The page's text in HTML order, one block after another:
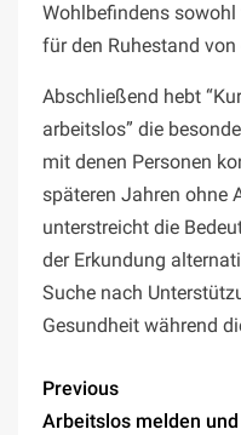
Wohlbefindens
für den Ruhestand
Abschließend hebt
arbeitslos” die
mit denen Personen
späteren Jahren ohne
unterstreicht die
der Erkundung
Suche nach
Gesundheit während
Previous
Arbeitslos melden und